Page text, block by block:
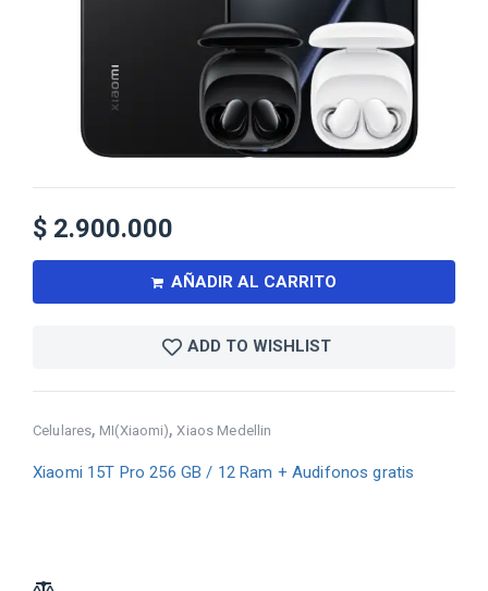
Celulares, MI(Xiaomi),Xiaos Medellin
Xiaomi 15T Pro 256 GB / 12 Ram + Audifonos gratis
$ 2.900.000
AÑADIR AL CARRITO
ADD TO WISHLIST